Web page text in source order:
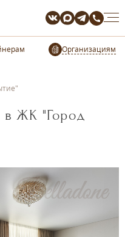
Организациям
ЖК "Город